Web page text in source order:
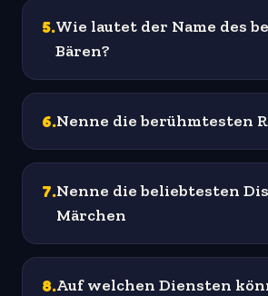
5.Wie lautet der Name des
Bären?
6.Nenne die berühmtesten
7.Nenne die beliebtesten
Märchen
8.Auf welchen Diensten